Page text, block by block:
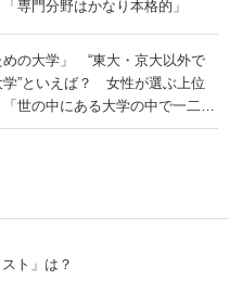
専門分野はかなり本格的」
めの大学」 “東大・京大以外で
学”といえば？ 女性が選ぶ上位
世の中にある大学の中で一二を
」の声
ト」は？